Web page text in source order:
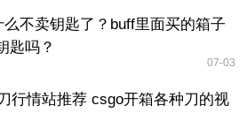
么不卖钥匙了？buff里面买的箱子
匙吗？
07-03
行情站推荐 csgo开箱各种刀的视